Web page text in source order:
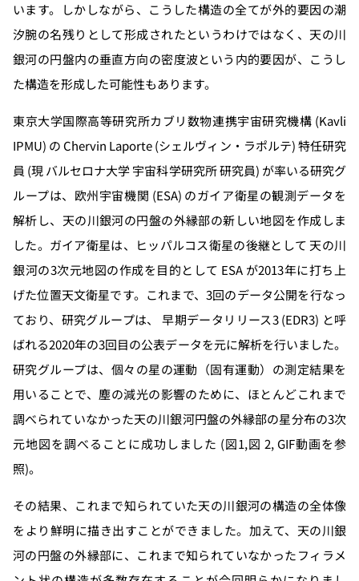
います。しかしながら、こうした構造の全てが外的要因の潮
汐腕の名残りとして形成されたというわけではなく、天の川
銀河の円盤内の垂直方向の密度波という内的要因が、こうし
た構造を形成した可能性もあります。
東京大学国際高等研究所カブリ数物連携宇宙研究機構 (Kavli
IPMU) の Chervin Laporte (シェルヴィン・ラポルテ) 特任研究
員 (現 バルセロナ大学 宇宙科学研究所 研究員) が率いる研究グ
ループは、欧州宇宙機関 (ESA) のガイア衛星の観測データを
解析し、天の川銀河の円盤の外縁部の新しい地図を作成しま
した。ガイア衛星は、ヒッパルコス衛星の後継として 天の川
銀河の3次元地図の作成を目的として ESA が2013年に打ち上
げた位置天文衛星です。これまで、3回のデータ公開を行なっ
ており、研究グループは、 早期データリリース3 (EDR3) と呼
ばれる2020年の3回目の公表データを元に解析を行いました。
研究グループは、個々の星の運動（固有運動）の測定結果を
用いることで、塵の減光の影響のために、ほとんどこれまで
調べられていなかった天の川銀河円盤の外縁部の星分布の3次
元地図を調べることに成功しました (図1,図 2, GIF動画を参
照)。
その結果、これまで知られていた天の川銀河の構造の全体像
をより鮮明に描き出すことができました。加えて、天の川銀
河の円盤の外縁部に、これまで知られていなかったフィラメ